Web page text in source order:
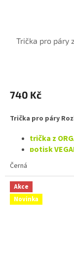
Trička pro páry
740 Kč
Trička pro páry
trička z
potisk
Černá
Akce
Novinka